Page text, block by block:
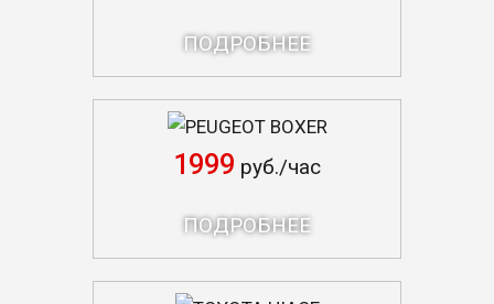
ПОДРОБНЕЕ
PEUGEOT BOXER
1999 руб./час
ПОДРОБНЕЕ